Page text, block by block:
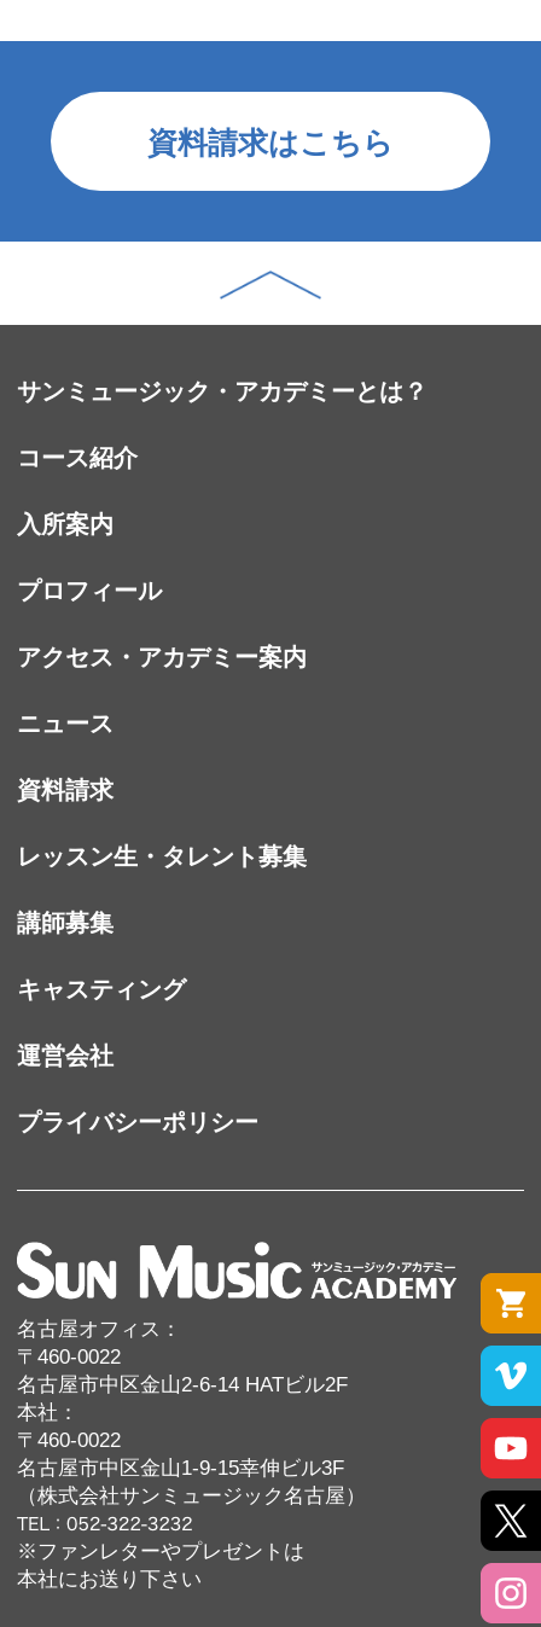
資料請求はこちら
サンミュージック・アカデミーとは？
コース紹介
入所案内
プロフィール
アクセス・アカデミー案内
ニュース
資料請求
レッスン生・タレント募集
講師募集
キャスティング
運営会社
プライバシーポリシー
名古屋オフィス：
〒460-0022
名古屋市中区金山2-6-14 HATビル2F
本社：
〒460-0022
名古屋市中区金山1-9-15幸伸ビル3F
（株式会社サンミュージック名古屋）
※ファンレターやプレゼントは
本社にお送り下さい